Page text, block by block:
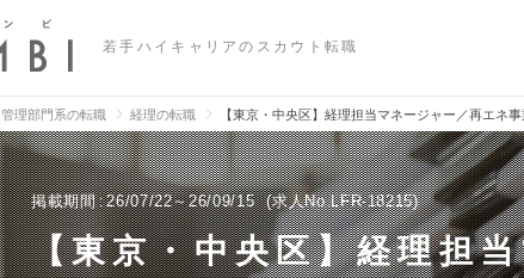
若手ハイキャリアのスカウト転職
管理部門系の転職 経理の転職 【東京・中央区】経理担当マネージャー／再エネ
掲載期間 26/07/22～26/09/15 求人No.LFR-18215
【東京・中央区】経理担